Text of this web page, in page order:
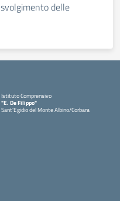
delle
Istituto Comprensivo
"E. De Filippo"
Sant'Egidio del Monte Albino/Corbara